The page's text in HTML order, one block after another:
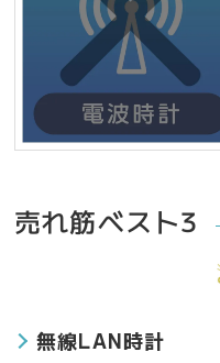
売れ筋ベスト3
無線LAN時計